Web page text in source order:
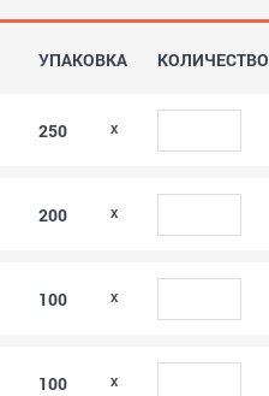
УПАКОВКА КОЛИЧЕСТВО
250
200
100
100